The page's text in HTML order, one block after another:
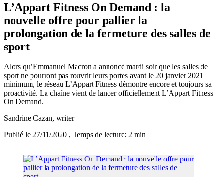
L’Appart Fitness On Demand : la
nouvelle offre pour pallier la
prolongation de la fermeture des salles de
sport
Alors qu’Emmanuel Macron a annoncé mardi soir que les salles de
sport ne pourront pas rouvrir leurs portes avant le 20 janvier 2021
minimum, le réseau L’Appart Fitness démontre encore et toujours sa
proactivité. La chaîne vient de lancer officiellement L’Appart Fitness
On Demand.
Sandrine Cazan, writer
Publié le 27/11/2020 , Temps de lecture: 2 min